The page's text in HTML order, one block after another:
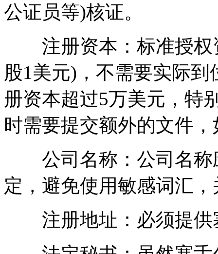
公证员等)核证。
注册资本：标准授权
股1美元)，不需要实际
册资本超过5万美元，特
时需要提交额外的文件
公司名称：公司名称
定，避免使用敏感词汇
注册地址：必须提供